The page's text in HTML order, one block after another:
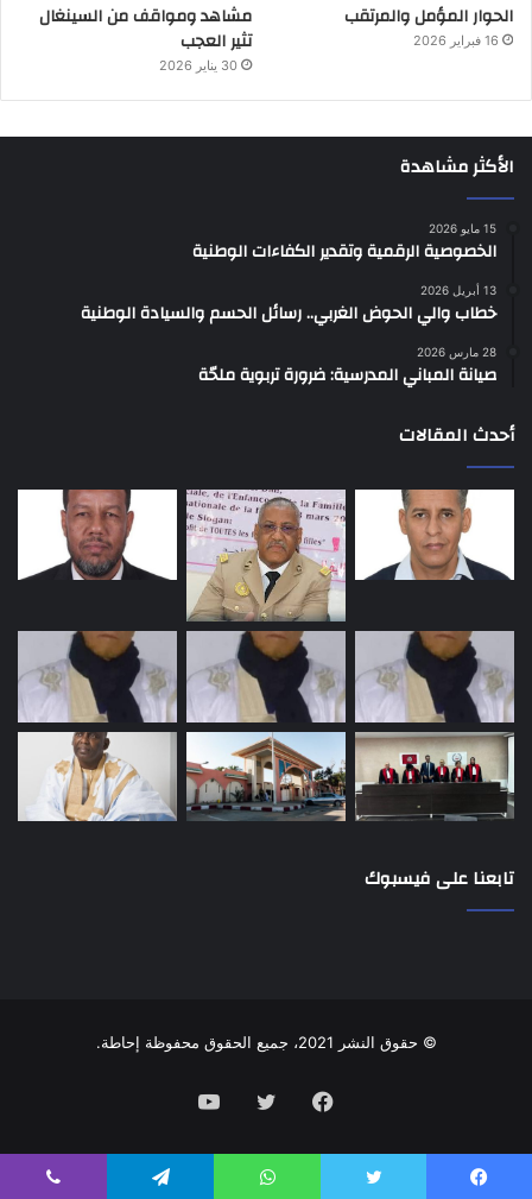
الحوار المؤمل والمرتقب
16 فبراير 2026
مشاهد ومواقف من السينغال
تثير العجب
30 يناير 2026
الأكثر مشاهدة
15 مايو 2026
الخصوصية الرقمية وتقدير الكفاءات الوطنية
13 أبريل 2026
خطاب والي الحوض الغربي.. رسائل الحسم والسيادة الوطنية
28 مارس 2026
صيانة المباني المدرسية: ضرورة تربوية ملحّة
أحدث المقالات
تابعنا على فيسبوك
© حقوق النشر 2021، جميع الحقوق محفوظة إحاطة.
فيسبوك تويتر يوتيوب